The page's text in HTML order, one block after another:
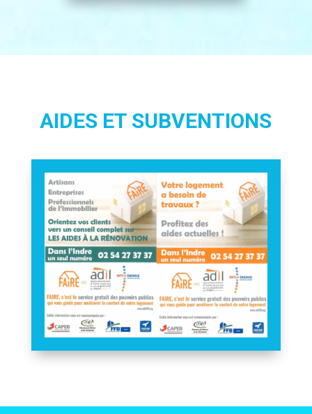
AIDES ET SUBVENTIONS